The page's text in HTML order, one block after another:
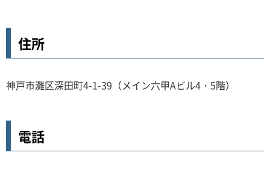
住所
神戸市灘区深田町4-1-39（メイン六甲Aビル4・5階）
電話